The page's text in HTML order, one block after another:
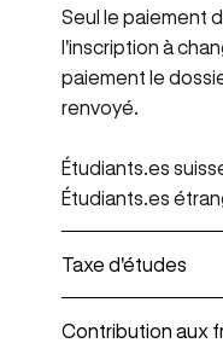
Seul le paiement
l'inscription à
paiement le
renvoyé.
Étudiants.es
​Étudiants.es
Taxe d'études
Contribution aux